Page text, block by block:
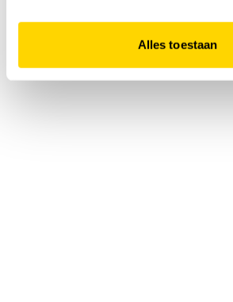
Alles toestaan